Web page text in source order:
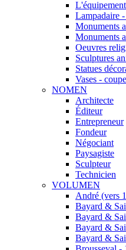
Lampadaire
Monuments
Monuments
Oeuvres
Sculptures
Statues
Vases -
NOMEN
Architecte
Éditeur
Entrepreneur
Fondeur
Négociant
Paysagiste
Sculpteur
Technicien
VOLUMEN
André (vers
Bayard &
Bayard &
Bayard &
Bayard &